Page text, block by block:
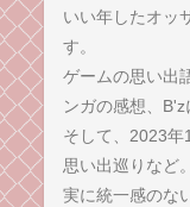
いい年したオッ
す。
ゲームの思い出
ンガの感想、B'z
そして、2023年
思い出巡りなど。
実に統一感のな